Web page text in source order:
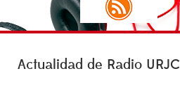
Actualidad de Radio URJC